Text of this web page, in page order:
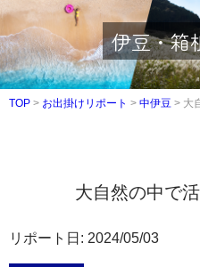
伊豆・箱
TOP > お出掛けリポート > 中伊豆 > 大
大自然の中で
リポート日: 2024/05/03